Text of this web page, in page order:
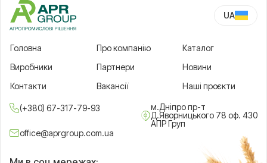
UA
Головна
Про компанію
Каталог
Виробники
Партнери
Новини
Контакти
Вакансії Наші проєкти
(+380) 67-317-79-93
office@aprgroup.com.ua
м.Дніпро пр-т
Д.Яворницького 78 оф. 430
АПР Груп